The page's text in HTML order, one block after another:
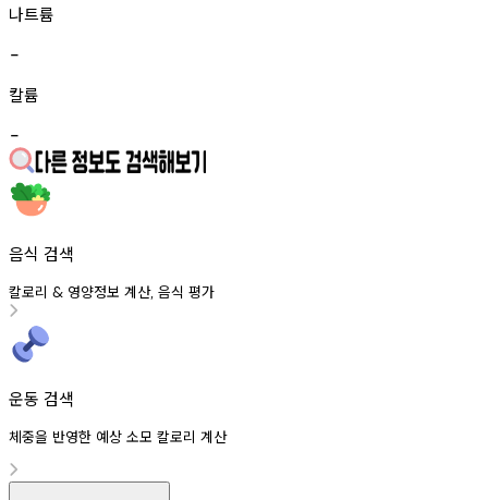
나트륨
-
칼륨
-
음식 검색
칼로리 & 영양정보 계산, 음식 평가
운동 검색
체중을 반영한 예상 소모 칼로리 계산